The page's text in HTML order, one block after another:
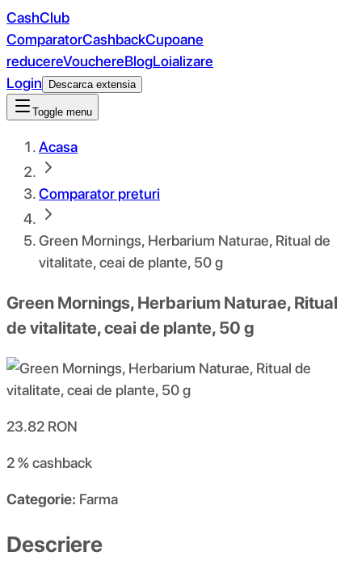
CashClub
ComparatorCashbackCupoane
reducereVouchereBlogLoializare
Login
Descarca extensia
Toggle menu
Acasa
Comparator preturi
Green Mornings, Herbarium Naturae, Ritual de
vitalitate, ceai de plante, 50 g
Green Mornings, Herbarium Naturae, Ritual
de vitalitate, ceai de plante, 50 g
23.82 RON
2 %cashback
Categorie: Farma
Descriere